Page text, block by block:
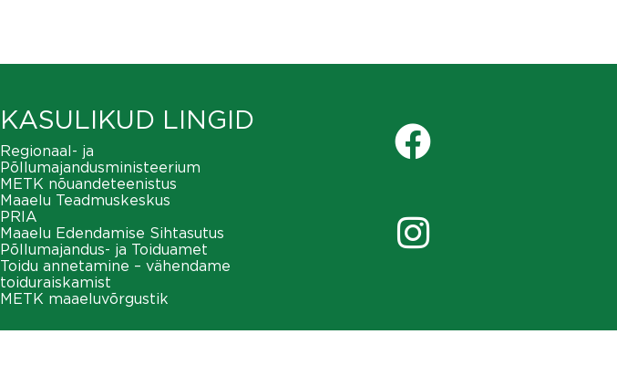
KASULIKUD LINGID
Regionaal- ja
Põllumajandusministeerium
METK nõuandeteenistus
Maaelu Teadmuskeskus
PRIA
Maaelu Edendamise Sihtasutus
Põllumajandus- ja Toiduamet
Toidu annetamine – vähendame
toiduraiskamist
METK maaeluvõrgustik